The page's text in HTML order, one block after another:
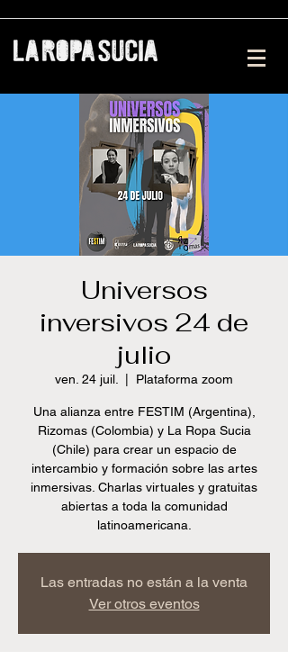
Universos
inversivos 24 de
julio
ven. 24 juil. Plataforma zoom
Una alianza entre FESTIM (Argentina),
Rizomas (Colombia) y La Ropa Sucia
(Chile) para crear un espacio de
intercambio y formación sobre las artes
inmersivas. Charlas virtuales y gratuitas
abiertas a toda la comunidad
latinoamericana.
Las entradas no están a la venta
Ver otros eventos